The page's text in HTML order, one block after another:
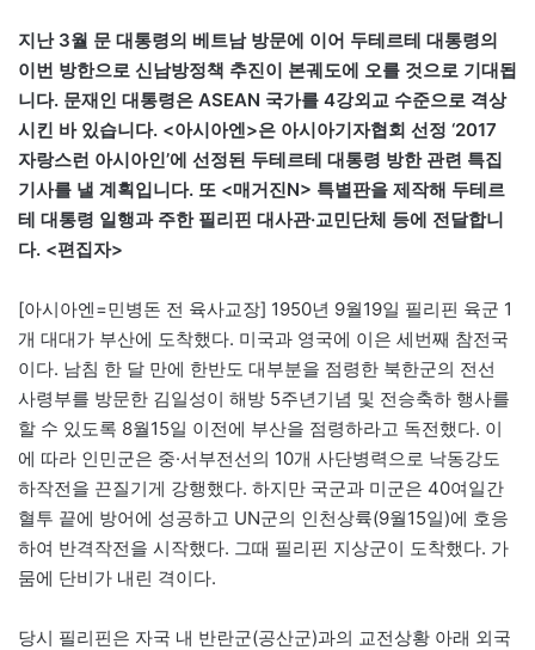
지난 3월 문 대통령의 베트남 방문에 이어 두테르테 대통령의
이번 방한으로 신남방정책 추진이 본궤도에 오를 것으로 기대됩
니다. 문재인 대통령은 ASEAN 국가를 4강외교 수준으로 격상
시킨 바 있습니다. <아시아엔>은 아시아기자협회 선정 ‘2017
자랑스런 아시아인’에 선정된 두테르테 대통령 방한 관련 특집
기사를 낼 계획입니다. 또 <매거진N> 특별판을 제작해 두테르
테 대통령 일행과 주한 필리핀 대사관·교민단체 등에 전달합니
다. <편집자>
[아시아엔=민병돈 전 육사교장] 1950년 9월19일 필리핀 육군 1
개 대대가 부산에 도착했다. 미국과 영국에 이은 세번째 참전국
이다. 남침 한 달 만에 한반도 대부분을 점령한 북한군의 전선
사령부를 방문한 김일성이 해방 5주년기념 및 전승축하 행사를
할 수 있도록 8월15일 이전에 부산을 점령하라고 독전했다. 이
에 따라 인민군은 중·서부전선의 10개 사단병력으로 낙동강도
하작전을 끈질기게 강행했다. 하지만 국군과 미군은 40여일간
혈투 끝에 방어에 성공하고 UN군의 인천상륙(9월15일)에 호응
하여 반격작전을 시작했다. 그때 필리핀 지상군이 도착했다. 가
뭄에 단비가 내린 격이다.
당시 필리핀은 자국 내 반란군(공산군)과의 교전상황 아래 외국